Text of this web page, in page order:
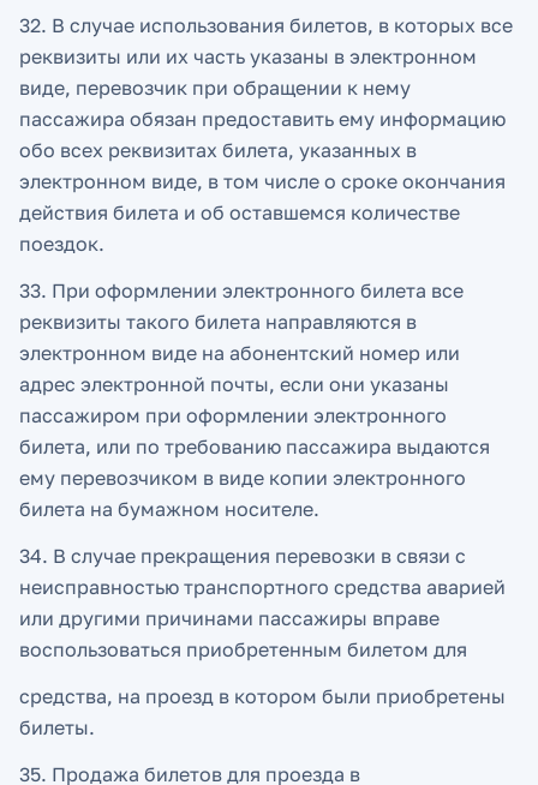
32. В случае использования билетов, в которых все
реквизиты или их часть указаны в электронном
виде, перевозчик при обращении к нему
пассажира обязан предоставить ему информацию
обо всех реквизитах билета, указанных в
электронном виде, в том числе о сроке окончания
действия билета и об оставшемся количестве
поездок.
33. При оформлении электронного билета все
реквизиты такого билета направляются в
электронном виде на абонентский номер или
адрес электронной почты, если они указаны
пассажиром при оформлении электронного
билета, или по требованию пассажира выдаются
ему перевозчиком в виде копии электронного
билета на бумажном носителе.
34. В случае прекращения перевозки в связи с
неисправностью транспортного средства аварией
или другими причинами пассажиры вправе
воспользоваться приобретенным билетом для
средства, на проезд в котором были приобретены
билеты.
35. Продажа билетов для проезда в